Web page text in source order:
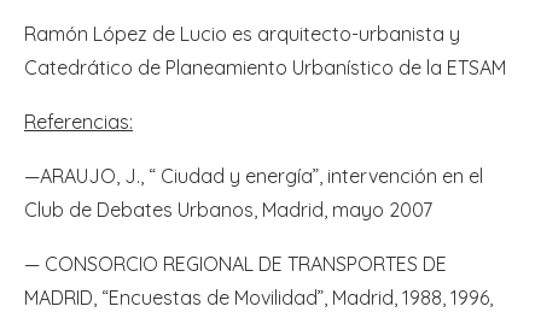
Ramón López de Lucio es arquitecto-urbanista y
Catedrático de Planeamiento Urbanístico de la ETSAM
Referencias:
—ARAUJO, J., “ Ciudad y energía”, intervención en el
Club de Debates Urbanos, Madrid, mayo 2007
— CONSORCIO REGIONAL DE TRANSPORTES DE
MADRID, “Encuestas de Movilidad”, Madrid, 1988, 1996,